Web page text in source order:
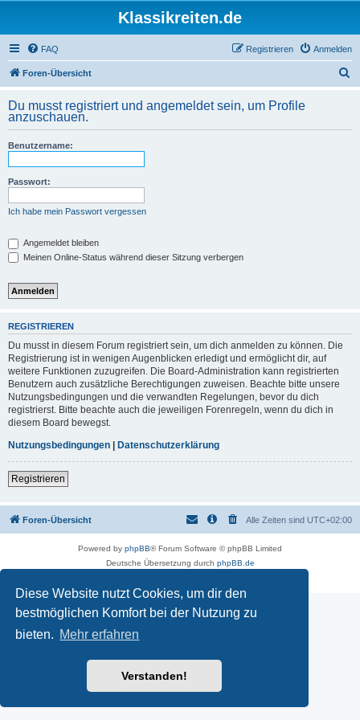
Diese Website nutzt Cookies, um dir den
bestmöglichen Komfort bei der Nutzung zu
bieten. Mehr erfahren
Verstanden!
Klassikreiten.de
FAQ Anmelden
Registrieren
Foren-Übersicht
h
Du musst registriert und angemeldet sein, um Profile
anzuschauen.
Benutzername:
Passwort:
Ich habe mein Passwort vergessen
Angemeldet bleiben
Meinen Online-Status während dieser Sitzung verbergen
REGISTRIEREN
Du musst in diesem Forum registriert sein, um dich anmelden zu können. Die
Registrierung ist in wenigen Augenblicken erledigt und ermöglicht dir, auf
weitere Funktionen zuzugreifen. Die Board-Administration kann registrierten
Benutzern auch zusätzliche Berechtigungen zuweisen. Beachte bitte unsere
Nutzungsbedingungen und die verwandten Regelungen, bevor du dich
registrierst. Bitte beachte auch die jeweiligen Forenregeln, wenn du dich in
diesem Board bewegst.
Nutzungsbedingungen | Datenschutzerklärung
Registrieren
Foren-Übersicht Alle Zeiten sind UTC+02:00
Powered by phpBB® Forum Software © phpBB Limited
Deutsche Übersetzung durch phpBB.de